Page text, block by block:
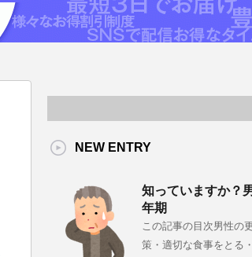
NEW ENTRY
知っていますか？
年期
この記事の目次男性の
策・適切な食事をとる